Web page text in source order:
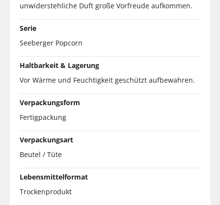
unwiderstehliche Duft große Vorfreude aufkommen.
Serie
Seeberger Popcorn
Haltbarkeit & Lagerung
Vor Wärme und Feuchtigkeit geschützt aufbewahren.
Verpackungsform
Fertigpackung
Verpackungsart
Beutel / Tüte
Lebensmittelformat
Trockenprodukt